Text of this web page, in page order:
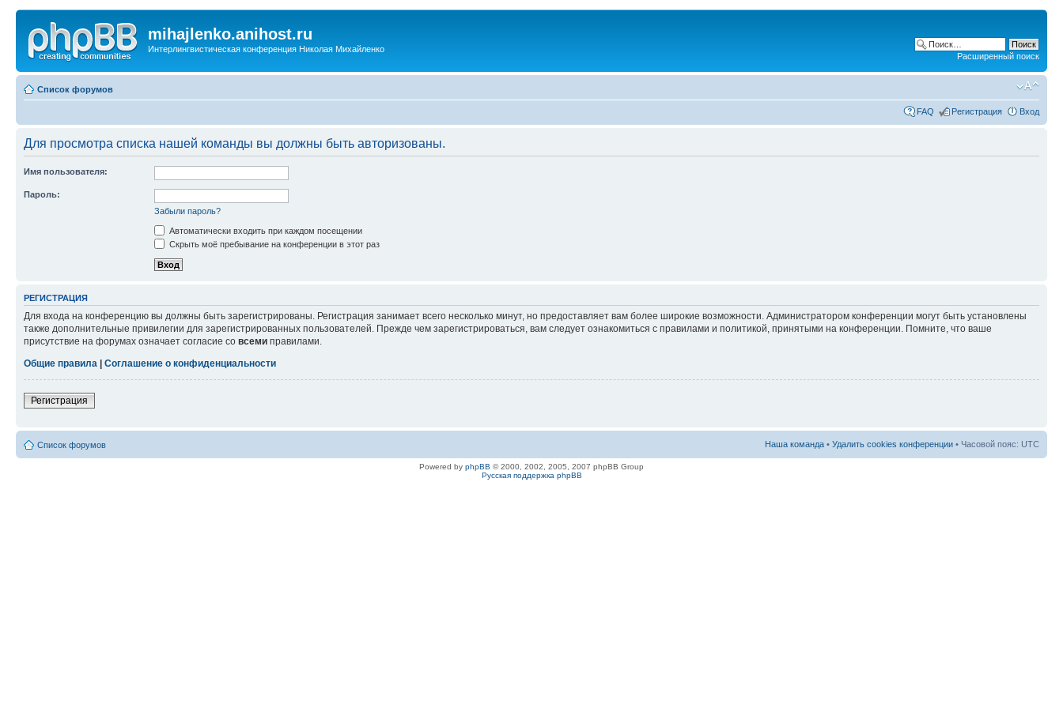
mihajlenko.anihost.ru
Интерлингвистическая конференция Николая Михайленко
Расширенный поиск
Список форумов
FAQ Регистрация Вход
Для просмотра списка нашей команды вы должны быть авторизованы.
Имя пользователя:
Пароль:
Забыли пароль?
Автоматически входить при каждом посещении
Скрыть моё пребывание на конференции в этот раз
РЕГИСТРАЦИЯ
Для входа на конференцию вы должны быть зарегистрированы. Регистрация занимает всего несколько минут, но предоставляет вам более широкие возможности. Администратором конференции могут быть установлены
также дополнительные привилегии для зарегистрированных пользователей. Прежде чем зарегистрироваться, вам следует ознакомиться с правилами и политикой, принятыми на конференции. Помните, что ваше
присутствие на форумах означает согласие со всеми правилами.
Общие правила
Соглашение о конфиденциальности
Регистрация
Список форумов Наша команда • Удалить cookies конференции • Часовой пояс: UTC
Powered by phpBB © 2000, 2002, 2005, 2007 phpBB Group
Русская поддержка phpBB